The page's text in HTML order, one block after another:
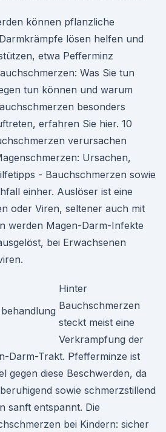
können pflanzliche
lösen helfen und
etwa Pefferminz
Was Sie tun
tun können und warum
besonders
erfahren Sie hier. 10
verursachen
Ursachen,
- Bauchschmerzen sowie
einher. Auslöser ist eine
oder Viren, seltener auch mit
werden Magen-Darm-Infekte
bei Erwachsenen
Hinter
Bauchschmerzen
steckt meist eine
Verkrampfung der
Darm-Trakt. Pfefferminze ist
gegen diese Beschwerden, da
sowie schmerzstillend
sanft entspannt. Die
bei Kindern: sicher